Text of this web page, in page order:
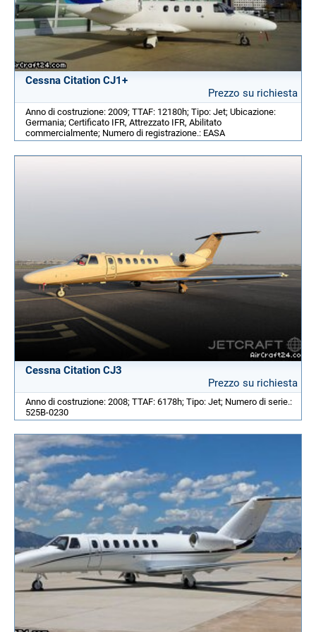
Cessna Citation CJ1+
Prezzo su richiesta
Anno di costruzione: 2009; TTAF: 12180h; Tipo: Jet; Ubicazione:
Germania; Certificato IFR, Attrezzato IFR, Abilitato
commercialmente; Numero di registrazione.: EASA
Cessna Citation CJ3
Prezzo su richiesta
Anno di costruzione: 2008; TTAF: 6178h; Tipo: Jet; Numero di serie.:
525B-0230